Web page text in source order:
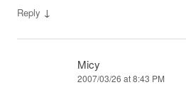
Reply ↓
Micy
2007/03/26 at 8:43 PM